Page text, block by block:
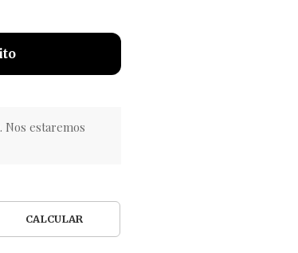
Nos estaremos
CALCULAR